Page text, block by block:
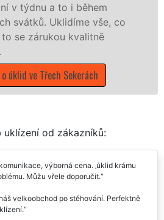
co
nabízíme pro
státní podniky,
Karlovarském
Mám zájem o
uklízení od zákazníků:
výborná cena. ‚úklid krámu
Můžu vřele doporučit.
velkoobchod po stěhování. Perfektně